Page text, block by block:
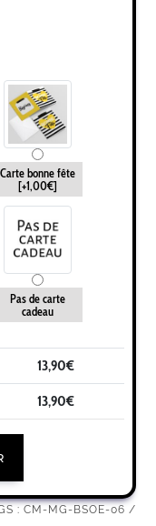
Carte bonne fête
[+1,00€]
Pas de carte
cadeau
13,90€
13,90€
: CM-MG-BSOE-06